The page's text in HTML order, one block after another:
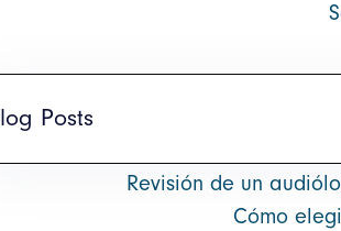
Posts
Revisión de un
Cómo